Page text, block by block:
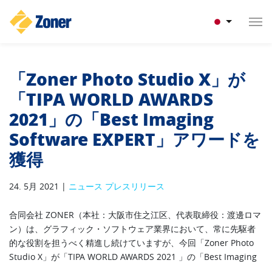
「Zoner Photo Studio X」が
「TIPA WORLD AWARDS
2021」の「Best Imaging
Software EXPERT」アワードを
獲得
24. 5月 2021 | ニュース プレスリリース
合同会社 ZONER（本社：大阪市住之江区、代表取締役：渡邊ロマ
ン）は、グラフィック・ソフトウェア業界において、常に先駆者
的な役割を担うべく精進し続けていますが、今回「Zoner Photo
Studio X」が「TIPA WORLD AWARDS 2021 」の「Best Imaging